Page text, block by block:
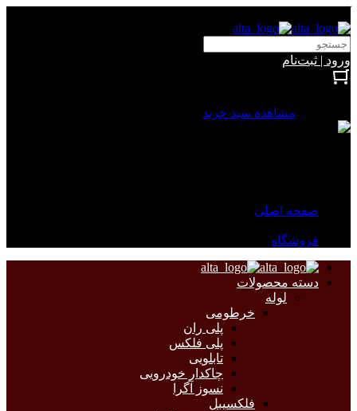
ورود | ثبت‌نام
مشاهده سبد خرید
صفحه اصلی
فروشگاه
دسته محصولات
لوله
خرطومی
پلی ران
پلی فلکس
تابلویی
چاکدار خودرویی
نسوز آگرا
فلکسیبل